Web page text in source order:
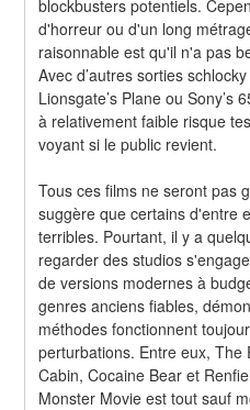
blockbusters potentiels.
d'horreur ou d'un long
raisonnable est qu'il n'a pas
Avec d’autres sorties
Lionsgate’s Plane ou Sony’s
à relativement faible risque
voyant si le public revient.
Tous ces films ne seront pas
suggère que certains d'entre
terribles. Pourtant, il y a
regarder des studios
de versions modernes à
genres anciens fiables,
méthodes fonctionnent
perturbations. Entre eux,
Cabin, Cocaine Bear et
Monster Movie est tout sauf